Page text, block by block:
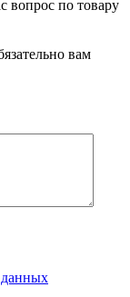
вопрос по товару
вам
данных